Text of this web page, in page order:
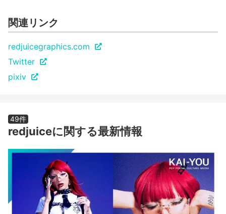
関連リンク
redjuicegraphics.com
Twitter
pixiv
49件
redjuiceに関する最新情報